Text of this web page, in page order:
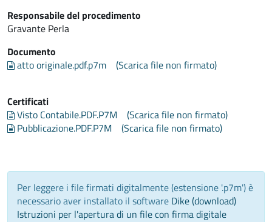
Responsabile del procedimento
Gravante Perla
Documento
atto originale.pdf.p7m
(Scarica file non firmato)
Certificati
Visto Contabile.PDF.P7M
(Scarica file non firmato)
Pubblicazione.PDF.P7M
(Scarica file non firmato)
Per leggere i file firmati digitalmente (estensione '.p7m') è
necessario aver installato il software Dike (download)
Istruzioni per l'apertura di un file con firma digitale